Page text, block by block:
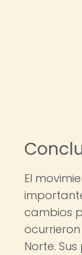
El
cambios
Norte.